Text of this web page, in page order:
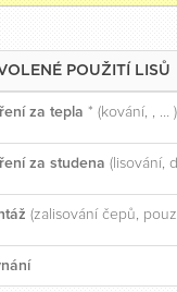
POUŽITÍ LISŮ
za tepla * (kování, , … )
za studena (lisování,
(zalisování čepů,